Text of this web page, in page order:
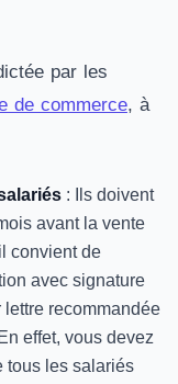
par les
de commerce, à
: Ils doivent
avant la vente
convient de
avec signature
lettre recommandée
effet, vous devez
tous les salariés